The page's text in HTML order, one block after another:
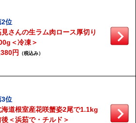
2位
見さんの生ラム肉ロース厚切り
＜冷凍＞
円
（税込み）
3位
海道根室産花咲蟹姿2尾で1.1kg
後＜浜茹で・チルド＞